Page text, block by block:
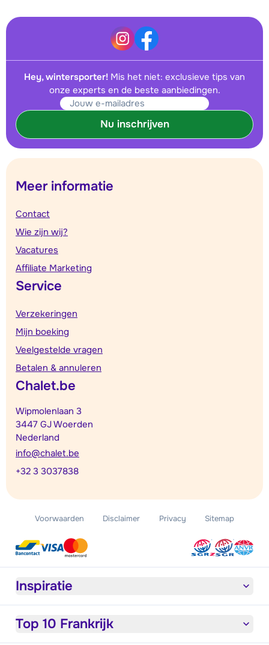
Hey, wintersporter! Mis het niet: exclusieve tips van
onze experts en de beste aanbiedingen.
Nu inschrijven
Meer informatie
Contact
Wie zijn wij?
Vacatures
Affiliate Marketing
Service
Verzekeringen
Mijn boeking
Veelgestelde vragen
Betalen & annuleren
Chalet.be
Wipmolenlaan 3
3447 GJ Woerden
Nederland
info@chalet.be
+32 3 3037838
Voorwaarden Disclaimer Privacy Sitemap
Inspiratie
Top 10 Frankrijk